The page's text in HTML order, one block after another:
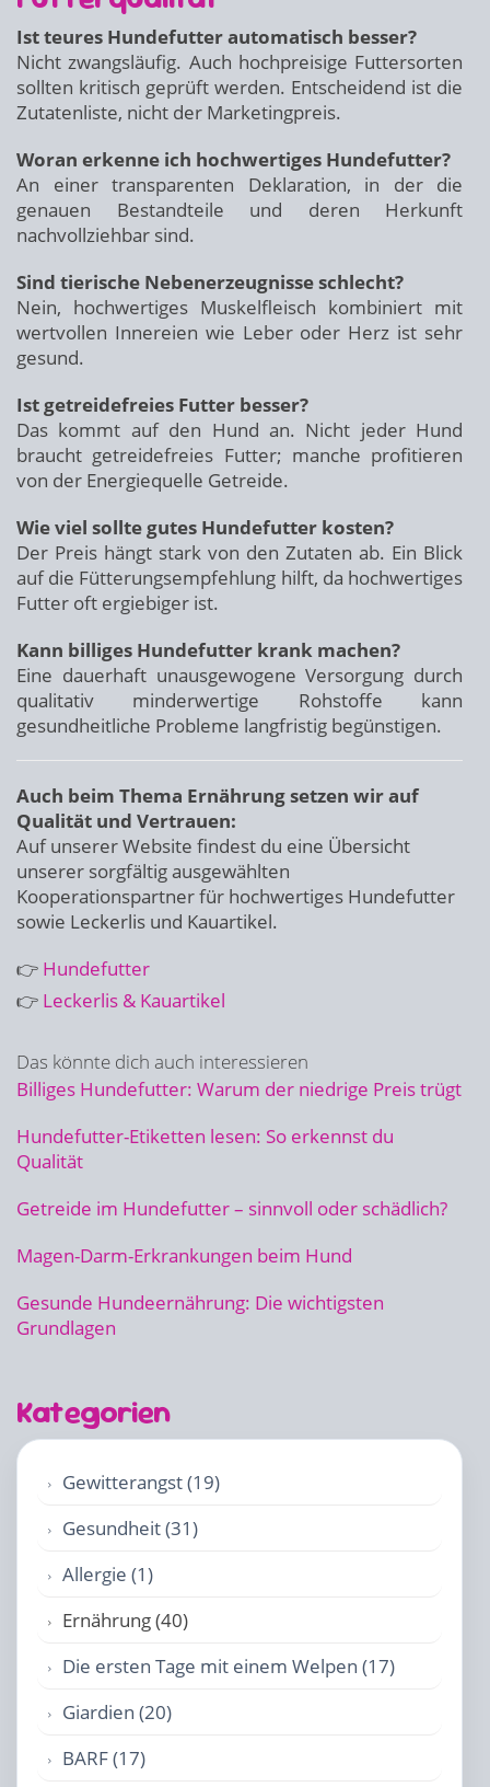
Ist teures Hundefutter automatisch besser?
Nicht zwangsläufig. Auch hochpreisige Futtersorten
sollten kritisch geprüft werden. Entscheidend ist die
Zutatenliste, nicht der Marketingpreis.
Woran erkenne ich hochwertiges Hundefutter?
An einer transparenten Deklaration, in der die
genauen Bestandteile und deren Herkunft
nachvollziehbar sind.
Sind tierische Nebenerzeugnisse schlecht?
Nein, hochwertiges Muskelfleisch kombiniert mit
wertvollen Innereien wie Leber oder Herz ist sehr
gesund.
Ist getreidefreies Futter besser?
Das kommt auf den Hund an. Nicht jeder Hund
braucht getreidefreies Futter; manche profitieren
von der Energiequelle Getreide.
Wie viel sollte gutes Hundefutter kosten?
Der Preis hängt stark von den Zutaten ab. Ein Blick
auf die Fütterungsempfehlung hilft, da hochwertiges
Futter oft ergiebiger ist.
Kann billiges Hundefutter krank machen?
Eine dauerhaft unausgewogene Versorgung durch
qualitativ minderwertige Rohstoffe kann
gesundheitliche Probleme langfristig begünstigen.
Auch beim Thema Ernährung setzen wir auf
Qualität und Vertrauen:
Auf unserer Website findest du eine Übersicht
unserer sorgfältig ausgewählten
Kooperationspartner für hochwertiges Hundefutter
sowie Leckerlis und Kauartikel.
👉 Hundefutter
👉 Leckerlis & Kauartikel
Das könnte dich auch interessieren
Billiges Hundefutter: Warum der niedrige Preis trügt
Hundefutter-Etiketten lesen: So erkennst du
Qualität
Getreide im Hundefutter – sinnvoll oder schädlich?
Magen-Darm-Erkrankungen beim Hund
Gesunde Hundeernährung: Die wichtigsten
Grundlagen
Kategorien
Gewitterangst (19)
Gesundheit (31)
Allergie (1)
Ernährung (40)
Die ersten Tage mit einem Welpen (17)
Giardien (20)
BARF (17)